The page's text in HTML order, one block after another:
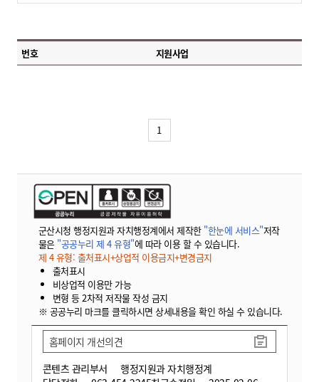
번호 지원사업
1
군산시청 행정지원과 자치행정계에서 제작한 "한눈에 서비스"저작
물은 "공공누리 제 4 유형"에 따라 이용 할 수 있습니다.
제 4 유형: 출처표시+상업적 이용금지+변경금지
출처표시
비상업적 이용만 가능
변형 등 2차적 저작물 작성 금지
※ 공공누리 마크를 클릭하시면 상세내용을 확인 하실 수 있습니다.
콘텐츠 관리부서
행정지원과 자치행정계
홈페이지 개선의견